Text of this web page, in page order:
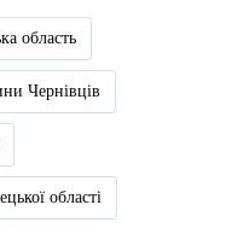
область
Чернівців
області